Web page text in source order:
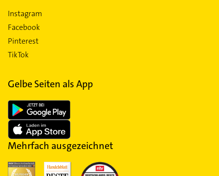
Instagram
Facebook
Pinterest
TikTok
Gelbe Seiten als App
Mehrfach ausgezeichnet